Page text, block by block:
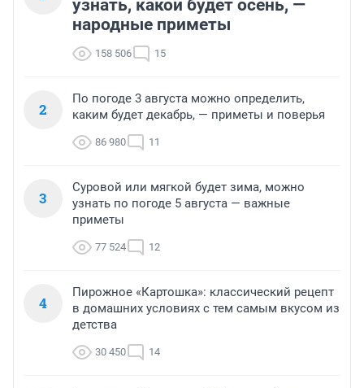
узнать, какой будет осень, —
народные приметы
158 506 15
2
По погоде 3 августа можно определить,
каким будет декабрь, — приметы и поверья
86 980 11
3
Суровой или мягкой будет зима, можно
узнать по погоде 5 августа — важные
приметы
77 524 12
4
Пирожное «Картошка»: классический рецепт
в домашних условиях с тем самым вкусом из
детства
30 450 14